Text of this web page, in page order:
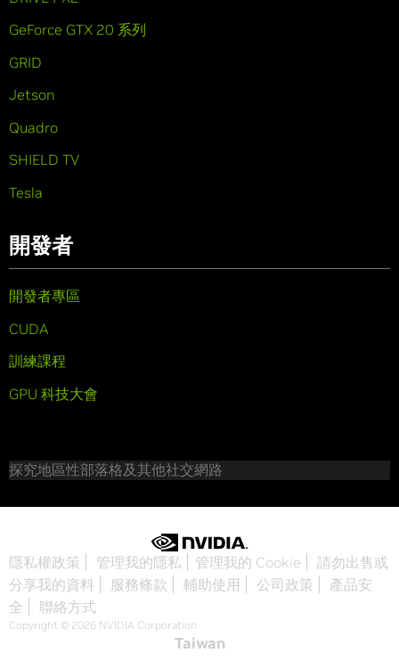
GeForce GTX 20 系列
GRID
Jetson
Quadro
SHIELD TV
Tesla
開發者
開發者專區
CUDA
訓練課程
GPU 科技大會
探究地區性部落格及其他社交網路
隱私權政策 管理我的隱私 管理我的 Cookie
請勿出售或
分享我的資料
服務條款 輔助使用 公司政策
產品安
全
聯絡方式
Copyright © 2026 NVIDIA Corporation
Taiwan